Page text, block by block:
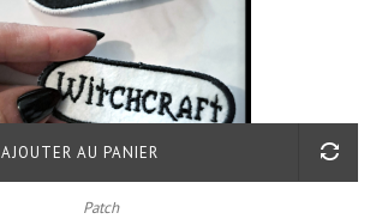
Patch
AJOUTER AU PANIER